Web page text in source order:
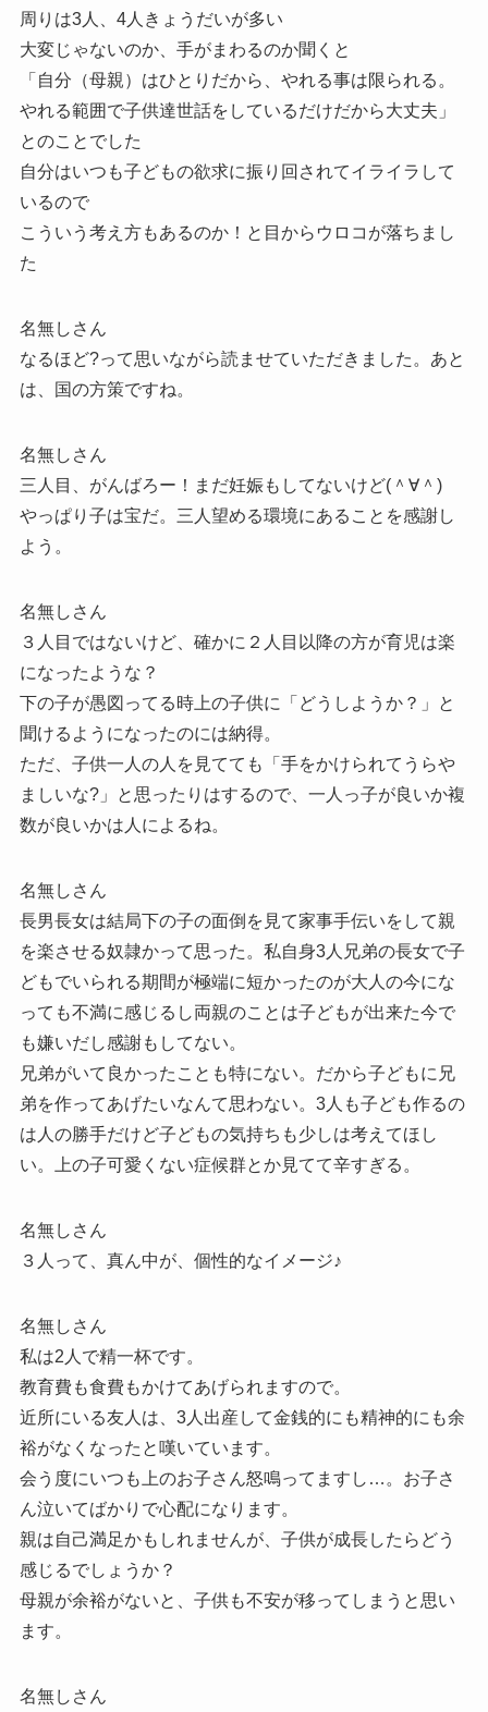
周りは3人、4人きょうだいが多い
大変じゃないのか、手がまわるのか聞くと
「自分（母親）はひとりだから、やれる事は限られる。
やれる範囲で子供達世話をしているだけだから大丈夫」
とのことでした
自分はいつも子どもの欲求に振り回されてイライラして
いるので
こういう考え方もあるのか！と目からウロコが落ちまし
た
名無しさん
なるほど?って思いながら読ませていただきました。あと
は、国の方策ですね。
名無しさん
三人目、がんばろー！まだ妊娠もしてないけど(＾∀＾)
やっぱり子は宝だ。三人望める環境にあることを感謝し
よう。
名無しさん
３人目ではないけど、確かに２人目以降の方が育児は楽
になったような？
下の子が愚図ってる時上の子供に「どうしようか？」と
聞けるようになったのには納得。
ただ、子供一人の人を見てても「手をかけられてうらや
ましいな?」と思ったりはするので、一人っ子が良いか複
数が良いかは人によるね。
名無しさん
長男長女は結局下の子の面倒を見て家事手伝いをして親
を楽させる奴隷かって思った。私自身3人兄弟の長女で子
どもでいられる期間が極端に短かったのが大人の今にな
っても不満に感じるし両親のことは子どもが出来た今で
も嫌いだし感謝もしてない。
兄弟がいて良かったことも特にない。だから子どもに兄
弟を作ってあげたいなんて思わない。3人も子ども作るの
は人の勝手だけど子どもの気持ちも少しは考えてほし
い。上の子可愛くない症候群とか見てて辛すぎる。
名無しさん
３人って、真ん中が、個性的なイメージ♪
名無しさん
私は2人で精一杯です。
教育費も食費もかけてあげられますので。
近所にいる友人は、3人出産して金銭的にも精神的にも余
裕がなくなったと嘆いています。
会う度にいつも上のお子さん怒鳴ってますし…。お子さ
ん泣いてばかりで心配になります。
親は自己満足かもしれませんが、子供が成長したらどう
感じるでしょうか？
母親が余裕がないと、子供も不安が移ってしまうと思い
ます。
名無しさん